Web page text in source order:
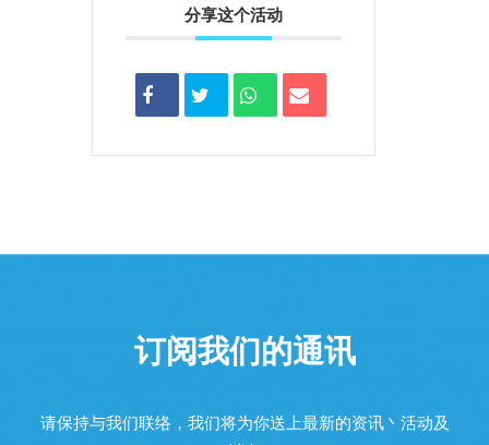
分享这个活动
订阅我们的通讯
请保持与我们联络，我们将为你送上最新的资讯丶活动及